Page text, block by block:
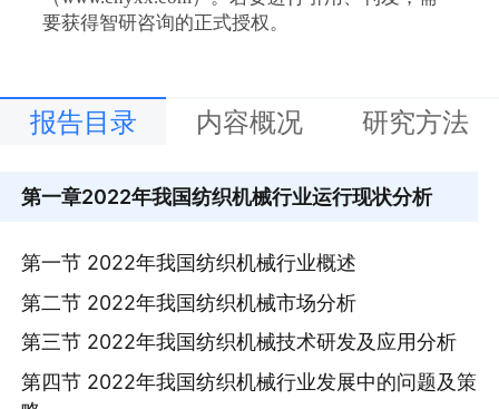
要获得智研咨询的正式授权。
报告目录 内容概况 研究方法
第一章2022年我国纺织机械行业运行现状分析
第一节 2022年我国纺织机械行业概述
第二节 2022年我国纺织机械市场分析
第三节 2022年我国纺织机械技术研发及应用分析
第四节 2022年我国纺织机械行业发展中的问题及策